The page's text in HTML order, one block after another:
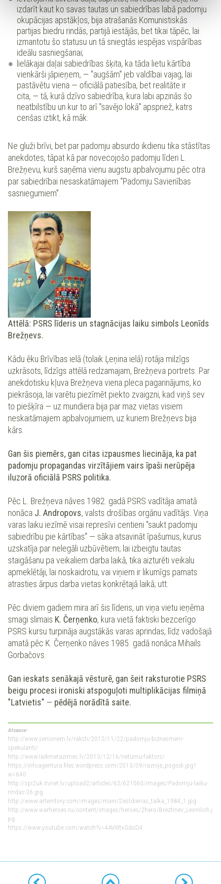
izdarīt kaut ko savas tautas un sabiedrības labā padomju
okupācijas apstākļos, bija atrašanās Komunistiskās
partijas biedru rindās, partijā iestājās, bet tikai tāpēc, lai
izmantotu šo statusu un tā sniegtās iespējas vispārības
ideālu sasniegšanai;
lielākajai daļai sabiedrības šķita, ka tāda lietu kārtība
vienkārši jāpieņem, — "augšām" jeb valdībai vajag, lai
pastāvētu viena — oficiālā patiesība, bet realitāte ir
cita, — tā, kurā dzīvo sabiedrība, kura labi apzinās šo
neatbilstību un kur to arī "savējo lokā" apspriež, katrs
cenšas iztikt, kā māk.
Ne gluži brīvi, bet par padomju absurdo ikdienu tika stāstītas
anekdotes, tāpat kā par novecojošo padomju līderi L.
Brežņevu, kurš saņēma vienu augstu apbalvojumu pēc otra
par sabiedrībai nesaskatāmajiem "Padomju Savienības
sasniegumiem".
Attēlā: PSRS līderis un stagnācijas laiku simbols Leonīds
Brežņevs.
Kādu ēku Brīvības ielā (tolaik Ļeņina ielā) rotāja milzīgs
uzkrāsots, līdzīgs attēlā redzamajam, Brežņeva portrets. Par
anekdotisku kļuva Brežņeva viena pleca pagarinājums, ko
piekrāsoja, lai varētu piezīmēt piekto zvaigzni, kad viņš sev
to piešķīra — uz mundiera bija par maz vietas visiem
neskaitāmajiem apbalvojumiem, uz kuriem Brežņevs bija
kārs.
Gan šis piemērs, gan citas izpausmes liecināja, ka pat
padomju propagandas virzītājiem vairs īpaši nerūpēja
iluzorā oficiālā PSRS politika.
Pēc L. Brežņeva nāves 1982. gadā PSRS vadītāja amatā
nonāca J. Andropovs, valsts drošības orgānu vadītājs. Viņa
varas laiku iezīmē visai represīvi centieni "saukt padomju
sabiedrību pie kārtības" — sāka atsavināt īpašumus, kurus
uzskatīja par nelegāli uzbūvētiem; lai izbeigtu tautas
staigāšanu pa veikaliem darba laikā, tika aizturēti veikalu
apmeklētāji, lai noskaidrotu, vai viņiem ir likumīgs pamats
atrasties ārpus darba vietas konkrētajā laikā; utt.
Pēc diviem gadiem mira arī šis līderis, un viņa vietu ieņēma
smagi slimais K. Čerņenko, kura vietā faktiski bezcerīgo
PSRS kursu turpināja augstākās varas aprindas, līdz vadošajā
amatā pēc K. Čerņenko nāves 1985. gadā nonāca Mihails
Gorbačovs.
Gan ieskats senākajā vēsturē, gan šeit raksturotie PSRS
beigu procesi ironiski atspoguļoti multiplikācijas filmiņā
"Latvietis" — pēdējā norādītā saite.
Atsauce:
http://www.senioriem.lv/raksti/2012/11/22/padomju-biznesmeni-
spekulanti/
http://www.laikmetazimes.lv/2013/12/16/rietumu-faktors/
https://infoagentura.files.wordpress.com/2013/09/raznije_pogodi.jpg?
w=640
http://spi2uk.itvnet.lv/upload2/articles/62/621060/images/Padomju-laiku-
rindas-26.jpg
http://www.arterritory.com/images/main/Sestdienas_talka_1984_1.jpg
http://www.warheroes.ru/content/images/heroes/2hero/Brezhnev_LeonIlich.j
pg
https://www.youtube.com/watch?v=4AVWtxGdoD4